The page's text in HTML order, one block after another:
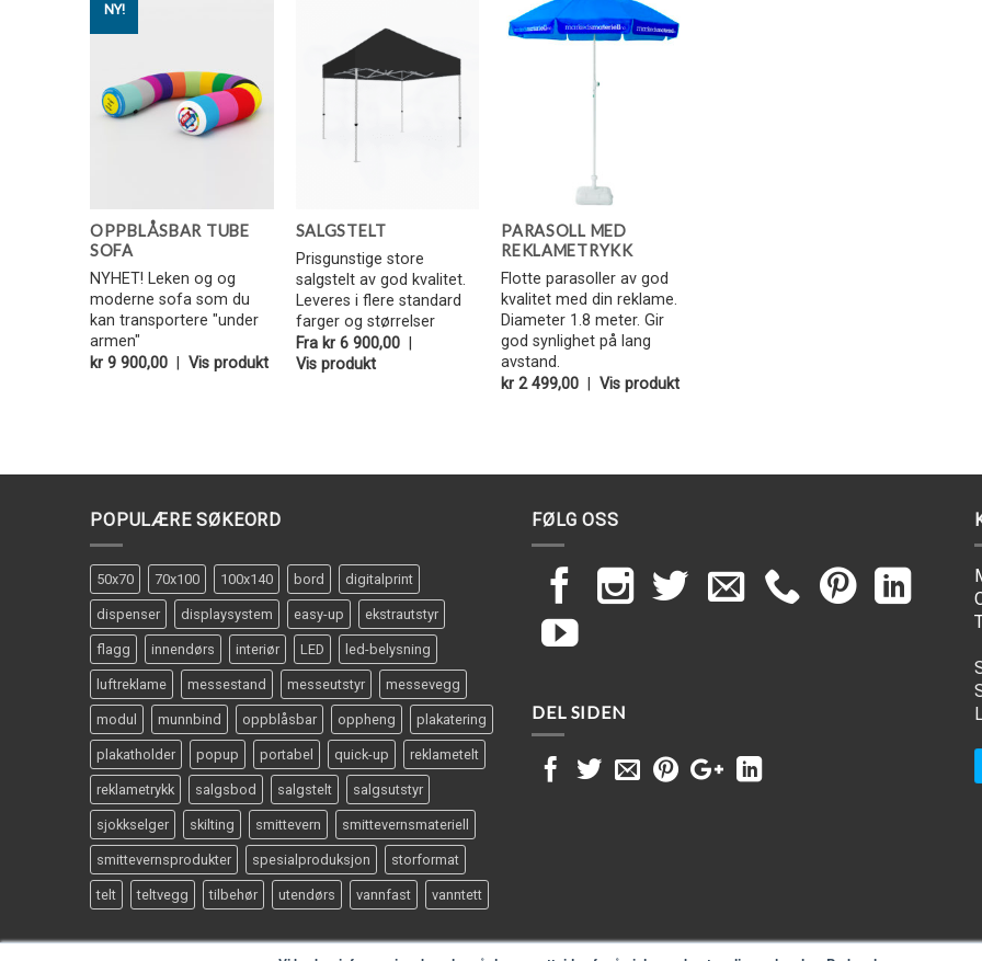
NY!
OPPBLÅSBAR TUBE
SOFA
NYHET! Leken og og
moderne sofa som du
kan transportere "under
armen"
kr 9 900,00 Vis produkt
Favoritter
SALGSTELT
Prisgunstige store
salgstelt av god kvalitet.
Leveres i flere standard
farger og størrelser
Fra kr6 900,00
Vis produkt
Legg i
PARASOLL MED
REKLAMETRYKK
Flotte parasoller av god
kvalitet med din reklame.
Diameter 1.8 meter. Gir
god synlighet på lang
avstand.
kr 2 499,00 Vis produkt
POPULÆRE SØKEORD
50x70 70x100 100x140 bord digitalprint
dispenser displaysystem easy-up ekstrautstyr
flagg innendørs interiør LED led-belysning
luftreklame messestand messeutstyr messevegg
modul munnbind oppblåsbar oppheng plakatering
plakatholder popup portabel quick-up reklametelt
reklametrykk salgsbod salgstelt salgsutstyr
sjokkselger skilting smittevern smittevernsmateriell
smittevernsprodukter spesialproduksjon storformat
telt teltvegg tilbehør utendørs vannfast vanntett
FØLG OSS
DEL SIDEN